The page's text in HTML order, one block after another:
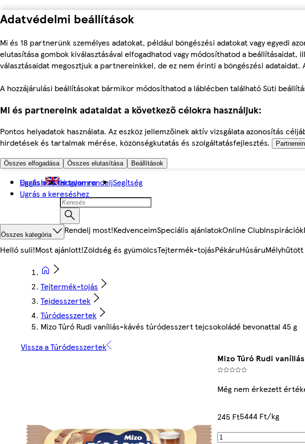
Adatvédelmi beállítások
Mi és 18 partnerünk személyes adatokat, például böngészési adatokat vagy egyedi
elutasítása gombok kiválasztásával elfogadhatod vagy módosíthatod a beállításaidat,
választásaidat megosztjuk a partnereinkkel, de ez nem érinti a böngészési
A hozzájárulási beállításokat bármikor módosíthatod a láblécben található Süti
Mi és partnereink adataidat a következő célokra használjuk:
Pontos helyadatok használata. Az eszköz jellemzőinek aktív vizsgálata azonosítás
hirdetések és tartalmak mérése, közönségkutatás és szolgáltatásfejlesztés.
Összes elfogadása Összes elutasítása Beállítások
Ugrás a fő tartalomra
Ugrás a kereséshez
English Hogyan rendeljSegítség
Összes kategória Rendelj most!KedvenceimSpeciális ajánlatokOnline ClubInspirációk
Helló suli!Most ajánlott!Zöldség és gyümölcsTejtermék-tojásPékáruHúsáruMélyhűtött
Tejtermék-tojás
Tejdesszertek
Túródesszertek
Mizo Túró Rudi vaníliás-kávés túródesszert tejcsokoládé bevonattal 45 g
Vissza a Túródesszertek
Mizo Túró Rudi
Még nem érkezett
245 Ft5444 Ft/kg